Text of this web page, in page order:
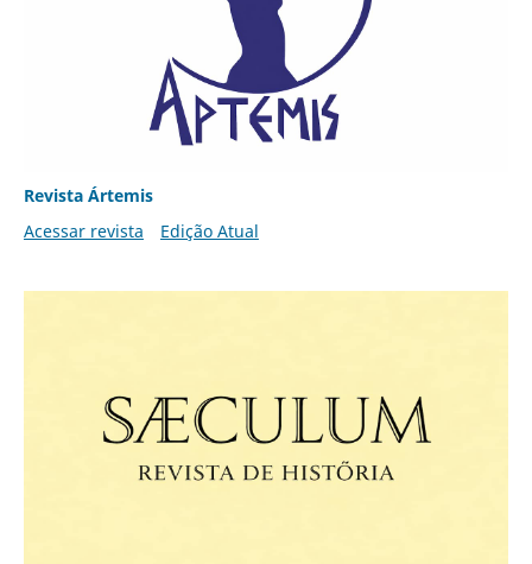
Revista Ártemis
Acessar revista
Edição Atual